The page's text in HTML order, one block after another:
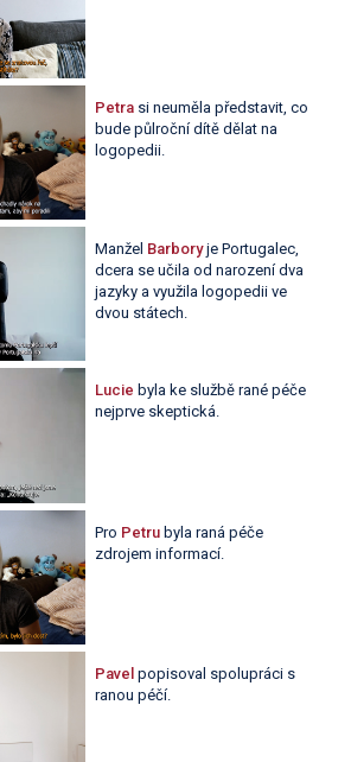
Petrasi neuměla představit, co
bude půlroční dítě dělat na
logopedii.
Manžel Barboryje Portugalec,
dcera se učila od narození dva
jazyky a využila logopedii ve
dvou státech.
Lucie byla ke službě rané péče
nejprve skeptická.
Pro Petru byla raná péče
zdrojem informací.
Pavel popisoval spolupráci s
ranou péčí.